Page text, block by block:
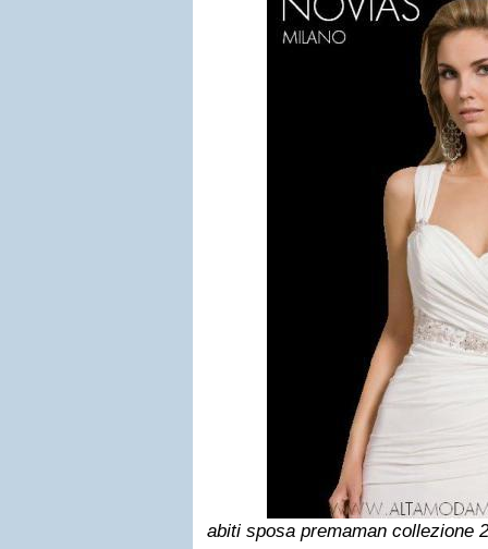
abiti sposa premaman collezione